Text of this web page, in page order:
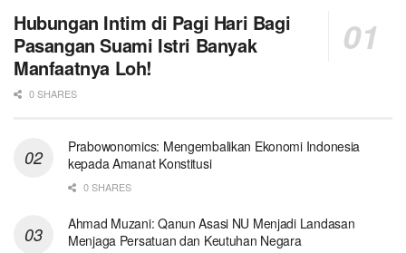
Hubungan Intim di Pagi Hari Bagi
Pasangan Suami Istri Banyak
Manfaatnya Loh!
0 SHARES
Prabowonomics: Mengembalikan Ekonomi Indonesia
kepada Amanat Konstitusi
0 SHARES
Ahmad Muzani: Qanun Asasi NU Menjadi Landasan
Menjaga Persatuan dan Keutuhan Negara